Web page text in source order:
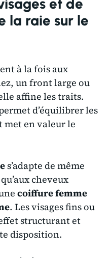
et de
la raie sur le
à la fois aux
un front large ou
affine les traits.
d’équilibrer les
met en valeur le
s’adapte de même
cheveux
coiffure femme
. Les visages fins ou
structurant et
disposition.